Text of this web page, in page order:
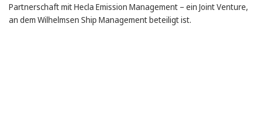
Partnerschaft mit Hecla Emission Management – ein Joint Venture,
an dem Wilhelmsen Ship Management beteiligt ist.